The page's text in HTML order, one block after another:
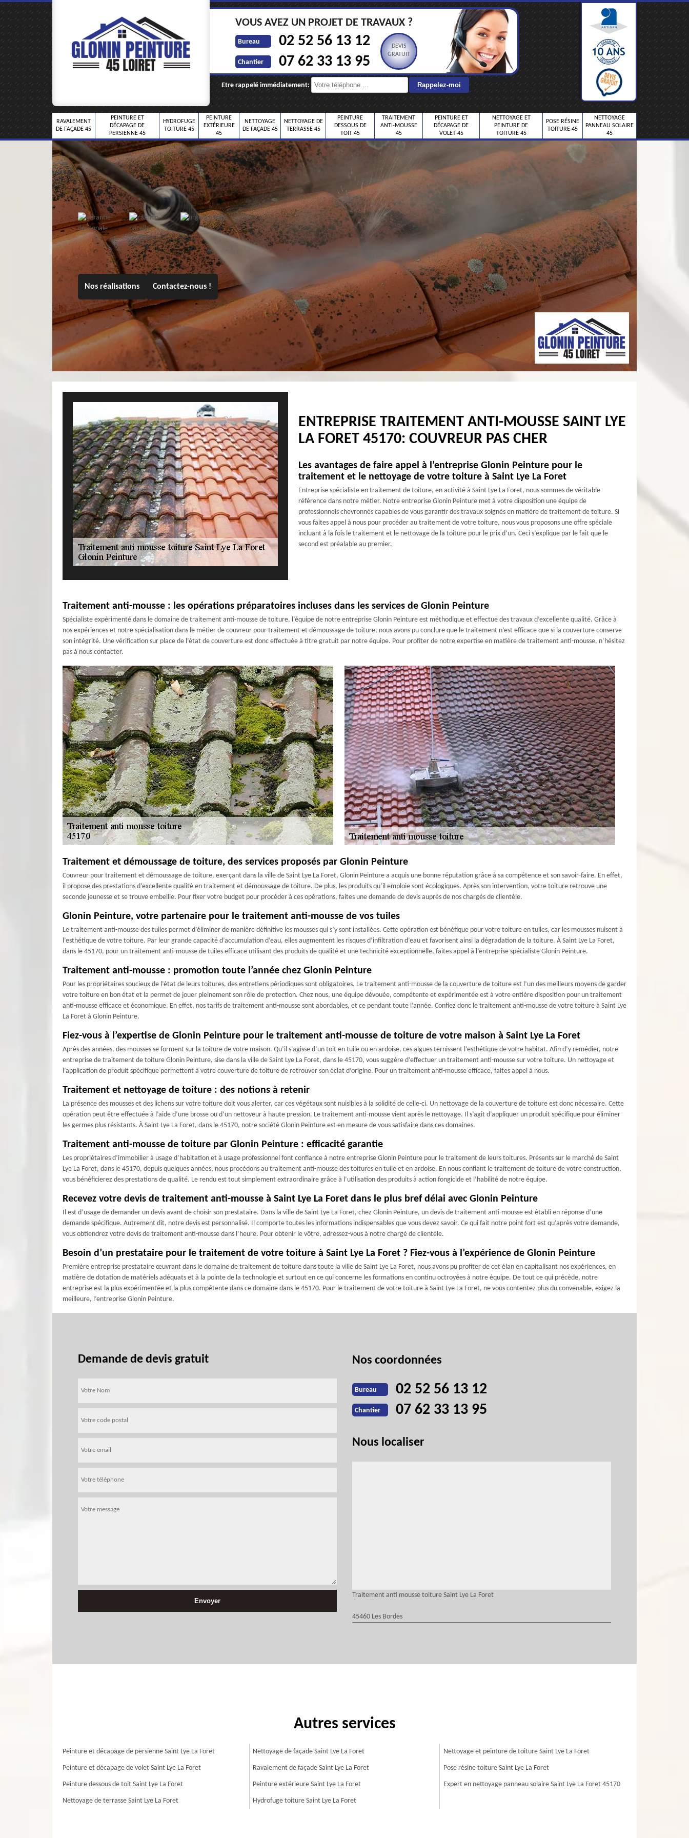
VOUS AVEZ UN PROJET DE TRAVAUX ?
Bureau 02 52 56 13 12
Chantier 07 62 33 13 95
DEVIS
GRATUIT
Etre rappelé immédiatement:
RAVALEMENT
DE FAÇADE 45
PEINTURE ET
DÉCAPAGE DE
PERSIENNE 45
HYDROFUGE
TOITURE 45
PEINTURE
EXTÉRIEURE
45
NETTOYAGE
DE FAÇADE 45
NETTOYAGE DE
TERRASSE 45
PEINTURE
DESSOUS DE
TOIT 45
TRAITEMENT
ANTI-MOUSSE
45
PEINTURE ET
DÉCAPAGE DE
VOLET 45
NETTOYAGE ET
PEINTURE DE
TOITURE 45
POSE RÉSINE
TOITURE 45
NETTOYAGE
PANNEAU SOLAIRE
45
Nos réalisations Contactez-nous !
ENTREPRISE TRAITEMENT ANTI-MOUSSE SAINT LYE
LA FORET 45170: COUVREUR PAS CHER
Les avantages de faire appel à l’entreprise Glonin Peinture pour le
traitement et le nettoyage de votre toiture à Saint Lye La Foret
Entreprise spécialiste en traitement de toiture, en activité à Saint Lye La Foret, nous sommes de véritable
référence dans notre métier. Notre entreprise Glonin Peinture met à votre disposition une équipe de
professionnels chevronnés capables de vous garantir des travaux soignés en matière de traitement de toiture. Si
vous faites appel à nous pour procéder au traitement de votre toiture, nous vous proposons une offre spéciale
incluant à la fois le traitement et le nettoyage de la toiture pour le prix d’un. Ceci s’explique par le fait que le
second est préalable au premier.
Traitement anti-mousse : les opérations préparatoires incluses dans les services de Glonin Peinture
Spécialiste expérimenté dans le domaine de traitement anti-mousse de toiture, l’équipe de notre entreprise Glonin Peinture est méthodique et effectue des travaux d’excellente qualité. Grâce à
nos expériences et notre spécialisation dans le métier de couvreur pour traitement et démoussage de toiture, nous avons pu conclure que le traitement n’est efficace que si la couverture conserve
son intégrité. Une vérification sur place de l’état de couverture est donc effectuée à titre gratuit par notre équipe. Pour profiter de notre expertise en matière de traitement anti-mousse, n’hésitez
pas à nous contacter.
Traitement et démoussage de toiture, des services proposés par Glonin Peinture
Couvreur pour traitement et démoussage de toiture, exerçant dans la ville de Saint Lye La Foret, Glonin Peinture a acquis une bonne réputation grâce à sa compétence et son savoir-faire. En effet,
il propose des prestations d’excellente qualité en traitement et démoussage de toiture. De plus, les produits qu’il emploie sont écologiques. Après son intervention, votre toiture retrouve une
seconde jeunesse et se trouve embellie. Pour fixer votre budget pour procéder à ces opérations, faites une demande de devis auprès de nos chargés de clientèle.
Glonin Peinture, votre partenaire pour le traitement anti-mousse de vos tuiles
Le traitement anti-mousse des tuiles permet d’éliminer de manière définitive les mousses qui s’y sont installées. Cette opération est bénéfique pour votre toiture en tuiles, car les mousses nuisent à
l’esthétique de votre toiture. Par leur grande capacité d’accumulation d’eau, elles augmentent les risques d’infiltration d’eau et favorisent ainsi la dégradation de la toiture. À Saint Lye La Foret,
dans le 45170, pour un traitement anti-mousse de tuiles efficace utilisant des produits de qualité et une technicité exceptionnelle, faites appel à l’entreprise spécialiste Glonin Peinture.
Traitement anti-mousse : promotion toute l’année chez Glonin Peinture
Pour les propriétaires soucieux de l’état de leurs toitures, des entretiens périodiques sont obligatoires. Le traitement anti-mousse de la couverture de toiture est l’un des meilleurs moyens de garder
votre toiture en bon état et la permet de jouer pleinement son rôle de protection. Chez nous, une équipe dévouée, compétente et expérimentée est à votre entière disposition pour un traitement
anti-mousse efficace et économique. En effet, nos tarifs de traitement anti-mousse sont abordables, et ce pendant toute l’année. Confiez donc le traitement anti-mousse de votre toiture à Saint Lye
La Foret à Glonin Peinture.
Fiez-vous à l’expertise de Glonin Peinture pour le traitement anti-mousse de toiture de votre maison à Saint Lye La Foret
Après des années, des mousses se forment sur la toiture de votre maison. Qu’il s’agisse d’un toit en tuile ou en ardoise, ces algues ternissent l’esthétique de votre habitat. Afin d’y remédier, notre
entreprise de traitement de toiture Glonin Peinture, sise dans la ville de Saint Lye La Foret, dans le 45170, vous suggère d’effectuer un traitement anti-mousse sur votre toiture. Un nettoyage et
l’application de produit spécifique permettent à votre couverture de toiture de retrouver son éclat d’origine. Pour un traitement anti-mousse efficace, faites appel à nous.
Traitement et nettoyage de toiture : des notions à retenir
La présence des mousses et des lichens sur votre toiture doit vous alerter, car ces végétaux sont nuisibles à la solidité de celle-ci. Un nettoyage de la couverture de toiture est donc nécessaire. Cette
opération peut être effectuée à l’aide d’une brosse ou d’un nettoyeur à haute pression. Le traitement anti-mousse vient après le nettoyage. Il s’agit d’appliquer un produit spécifique pour éliminer
les germes plus résistants. À Saint Lye La Foret, dans le 45170, notre société Glonin Peinture est en mesure de vous satisfaire dans ces domaines.
Traitement anti-mousse de toiture par Glonin Peinture : efficacité garantie
Les propriétaires d’immobilier à usage d’habitation et à usage professionnel font confiance à notre entreprise Glonin Peinture pour le traitement de leurs toitures. Présents sur le marché de Saint
Lye La Foret, dans le 45170, depuis quelques années, nous procédons au traitement anti-mousse des toitures en tuile et en ardoise. En nous confiant le traitement de toiture de votre construction,
vous bénéficierez des prestations de qualité. Le rendu est tout simplement extraordinaire grâce à l’utilisation des produits à action fongicide et l’habilité de notre équipe.
Recevez votre devis de traitement anti-mousse à Saint Lye La Foret dans le plus bref délai avec Glonin Peinture
Il est d’usage de demander un devis avant de choisir son prestataire. Dans la ville de Saint Lye La Foret, chez Glonin Peinture, un devis de traitement anti-mousse est établi en réponse d’une
demande spécifique. Autrement dit, notre devis est personnalisé. Il comporte toutes les informations indispensables que vous devez savoir. Ce qui fait notre point fort est qu’après votre demande,
vous obtiendrez votre devis de traitement anti-mousse dans l’heure. Pour obtenir le vôtre, adressez-vous à notre chargé de clientèle.
Besoin d’un prestataire pour le traitement de votre toiture à Saint Lye La Foret ? Fiez-vous à l’expérience de Glonin Peinture
Première entreprise prestataire œuvrant dans le domaine de traitement de toiture dans toute la ville de Saint Lye La Foret, nous avons pu profiter de cet élan en capitalisant nos expériences, en
matière de dotation de matériels adéquats et à la pointe de la technologie et surtout en ce qui concerne les formations en continu octroyées à notre équipe. De tout ce qui précède, notre
entreprise est la plus expérimentée et la plus compétente dans ce domaine dans le 45170. Pour le traitement de votre toiture à Saint Lye La Foret, ne vous contentez plus du convenable, exigez la
meilleure, l’entreprise Glonin Peinture.
Demande de devis gratuit Nos coordonnées
Bureau 02 52 56 13 12
Chantier 07 62 33 13 95
Nous localiser
Traitement anti mousse toiture Saint Lye La Foret
45460 Les Bordes
Autres services
Peinture et décapage de persienne Saint Lye La Foret
Peinture et décapage de volet Saint Lye La Foret
Peinture dessous de toit Saint Lye La Foret
Nettoyage de terrasse Saint Lye La Foret
Nettoyage de façade Saint Lye La Foret
Ravalement de façade Saint Lye La Foret
Peinture extérieure Saint Lye La Foret
Hydrofuge toiture Saint Lye La Foret
Nettoyage et peinture de toiture Saint Lye La Foret
Pose résine toiture Saint Lye La Foret
Expert en nettoyage panneau solaire Saint Lye La Foret 45170